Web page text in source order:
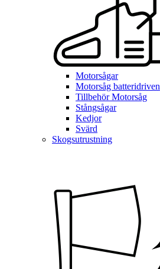
Motorsågar
Motorsåg batteridriven
Tillbehör Motorsåg
Stångsågar
Kedjor
Svärd
Skogsutrustning